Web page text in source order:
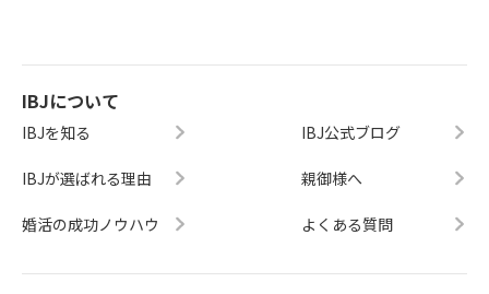
IBJについて
IBJを知る
IBJが選ばれる理由
婚活の成功ノウハウ
IBJ公式ブログ
親御様へ
よくある質問